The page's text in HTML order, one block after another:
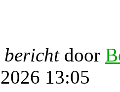
berichtdoor
13:05